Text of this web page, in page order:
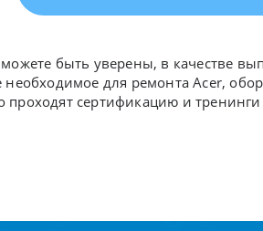
быть уверены, в качестве
необходимое для ремонта Acer,
проходят сертификацию и